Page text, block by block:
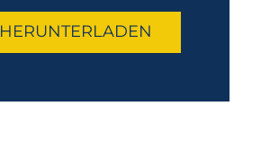
HERUNTERLADEN